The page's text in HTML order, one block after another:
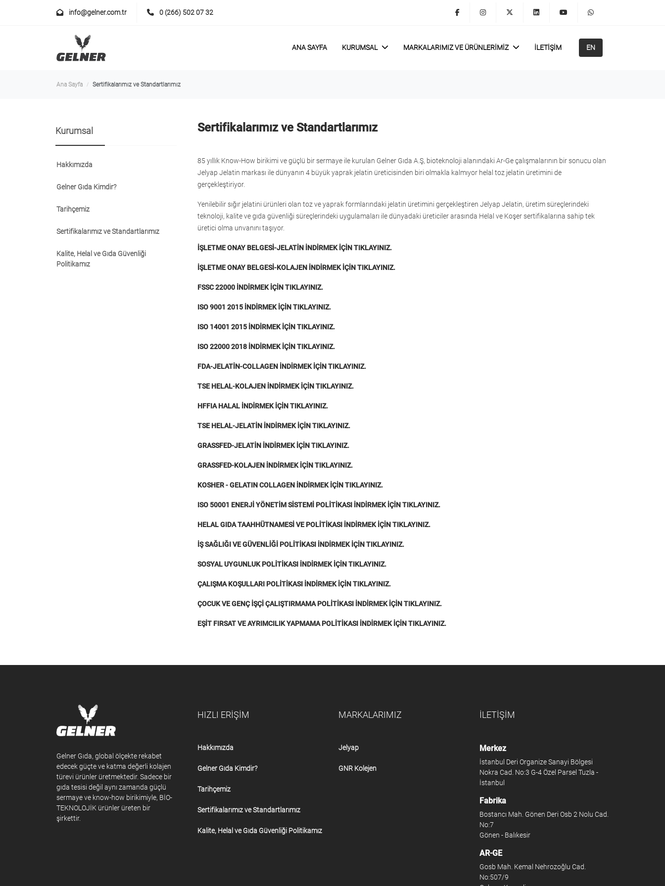
info@gelner.com.tr 0 (266) 502 07 32
ANA SAYFA KURUMSAL MARKALARIMIZ VE ÜRÜNLERIMIZ İLETIŞIM EN
Ana Sayfa Sertifikalarımız ve Standartlarımız
Kurumsal
Hakkımızda
Gelner Gıda Kimdir?
Tarihçemiz
Sertifikalarımız ve Standartlarımız
Kalite, Helal ve Gıda Güvenliği
Politikamız
Sertifikalarımız ve Standartlarımız
85 yıllık Know-How birikimi ve güçlü bir sermaye ile kurulan Gelner Gıda A.Ş, bioteknoloji alanındaki Ar-Ge çalışmalarının bir sonucu olan
Jelyap Jelatin markası ile dünyanın 4 büyük yaprak jelatin üreticisinden biri olmakla kalmıyor helal toz jelatin üretimini de
gerçekleştiriyor.
Yenilebilir sığır jelatini ürünleri olan toz ve yaprak formlarındaki jelatin üretimini gerçekleştiren Jelyap Jelatin, üretim süreçlerindeki
teknoloji, kalite ve gıda güvenliği süreçlerindeki uygulamaları ile dünyadaki üreticiler arasında Helal ve Koşer sertifikalarına sahip tek
üretici olma unvanını taşıyor.
İŞLETME ONAY BELGESİ-JELATİN İNDİRMEK İÇİN TIKLAYINIZ.
İŞLETME ONAY BELGESİ-KOLAJEN İNDİRMEK İÇİN TIKLAYINIZ.
FSSC 22000 İNDİRMEK İÇİN TIKLAYINIZ.
ISO 9001 2015 İNDİRMEK İÇİN TIKLAYINIZ.
ISO 14001 2015 İNDİRMEK İÇİN TIKLAYINIZ.
ISO 22000 2018 İNDİRMEK İÇİN TIKLAYINIZ.
FDA-JELATİN-COLLAGEN İNDİRMEK İÇİN TIKLAYINIZ.
TSE HELAL-KOLAJEN İNDİRMEK İÇİN TIKLAYINIZ.
HFFIA HALAL İNDİRMEK İÇİN TIKLAYINIZ.
TSE HELAL-JELATİN İNDİRMEK İÇİN TIKLAYINIZ.
GRASSFED-JELATİN İNDİRMEK İÇİN TIKLAYINIZ.
GRASSFED-KOLAJEN İNDİRMEK İÇİN TIKLAYINIZ.
KOSHER - GELATIN COLLAGEN İNDİRMEK İÇİN TIKLAYINIZ.
ISO 50001 ENERJİ YÖNETİM SİSTEMİ POLİTİKASI İNDİRMEK İÇİN TIKLAYINIZ.
HELAL GIDA TAAHHÜTNAMESİ VE POLİTİKASI İNDİRMEK İÇİN TIKLAYINIZ.
İŞ SAĞLIĞI VE GÜVENLİĞİ POLİTİKASI İNDİRMEK İÇİN TIKLAYINIZ.
SOSYAL UYGUNLUK POLİTİKASI İNDİRMEK İÇİN TIKLAYINIZ.
ÇALIŞMA KOŞULLARI POLİTİKASI İNDİRMEK İÇİN TIKLAYINIZ.
ÇOCUK VE GENÇ İŞÇİ ÇALIŞTIRMAMA POLİTİKASI İNDİRMEK İÇİN TIKLAYINIZ.
EŞİT FIRSAT VE AYRIMCILIK YAPMAMA POLİTİKASI İNDİRMEK İÇİN TIKLAYINIZ.
Gelner Gıda, global ölçekte rekabet
edecek güçte ve katma değerli kolajen
türevi ürünler üretmektedir. Sadece bir
gıda tesisi değil aynı zamanda güçlü
sermaye ve know-how birikimiyle, BİO-
TEKNOLOJİK ürünler üreten bir
şirkettir.
HIZLI ERİŞİM
Hakkımızda
Gelner Gıda Kimdir?
Tarihçemiz
Sertifikalarımız ve Standartlarımız
Kalite, Helal ve Gıda Güvenliği Politikamız
MARKALARIMIZ
Jelyap
GNR Kolejen
İLETİŞİM
Merkez
İstanbul Deri Organize Sanayi Bölgesi
Nokra Cad. No:3 G-4 Özel Parsel Tuzla -
İstanbul
Fabrika
Bostancı Mah. Gönen Deri Osb 2 Nolu Cad.
No:7
Gönen - Balıkesir
AR-GE
Gosb Mah. Kemal Nehrozoğlu Cad.
No:507/9